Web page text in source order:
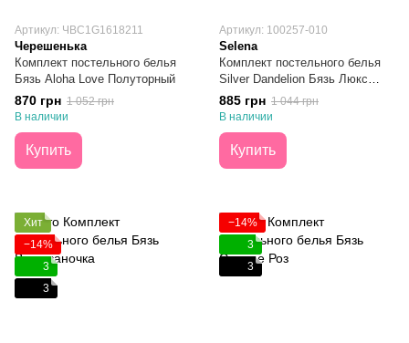
Артикул: ЧBC1G1618211
Черешенька
Комплект постельного белья
Бязь Aloha Love Полуторный
870 грн 1 052 грн
В наличии
Купить
Артикул: 100257-010
Selena
Комплект постельного белья
Silver Dandelion Бязь Люкс
100% Xлопок Полуторный
885 грн 1 044 грн
В наличии
Купить
Хит
−14%
3
3
−14%
3
3